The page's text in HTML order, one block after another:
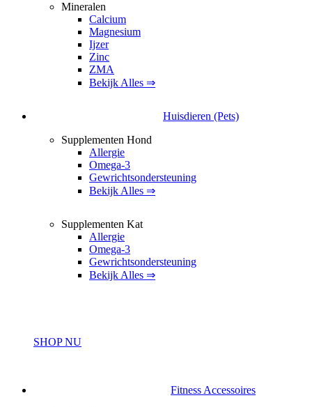
Mineralen
Calcium
Magnesium
Ijzer
Zinc
ZMA
Bekijk Alles ⇒
Huisdieren (Pets)
Supplementen Hond
Allergie
Omega-3
Gewrichtsondersteuning
Bekijk Alles ⇒
Supplementen Kat
Allergie
Omega-3
Gewrichtsondersteuning
Bekijk Alles ⇒
SHOP NU
Fitness Accessoires